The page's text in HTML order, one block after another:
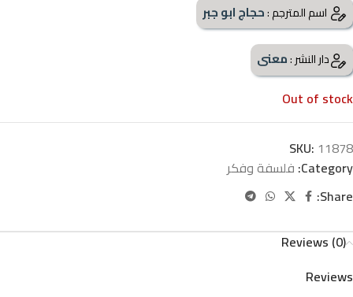
اسم المترجم :حجاج ابو جبر
دار النشر :معنى
Out of stock
SKU: 11878
Category: فلسفة وفكر
Share:
Reviews (0)
Reviews